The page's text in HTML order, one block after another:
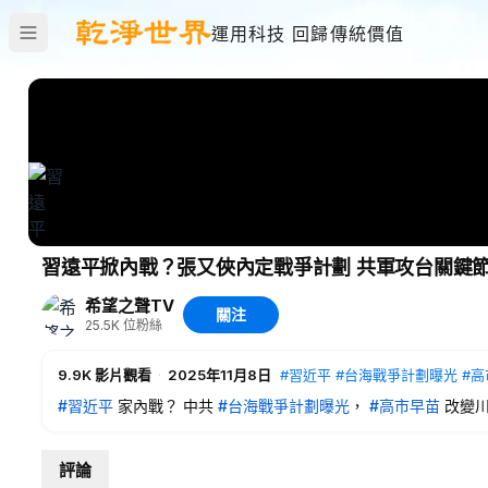
運用科技 回歸傳統價值
習遠平掀內戰？張又俠內定戰爭計劃 共軍攻台關鍵
希望之聲TV
25.5K 位粉絲
關注
9.9K影片觀看 · 2025年11月8日 #習近平 #台海戰爭計劃曝光 #高
#習近平 家內戰？ 中共 #台海戰爭計劃曝光 ， #高市早苗 改變
00:34
評論